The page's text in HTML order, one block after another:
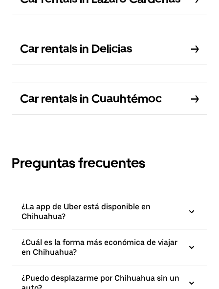
Car rentals in Delicias
Car rentals in Cuauhtémoc
Preguntas frecuentes
¿La app de Uber está disponible en
Chihuahua?
¿Cuál es la forma más económica de viajar
en Chihuahua?
¿Puedo desplazarme por Chihuahua sin un